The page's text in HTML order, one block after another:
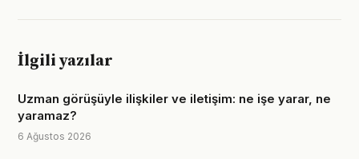
İlgili yazılar
Uzman görüşüyle ilişkiler ve iletişim: ne işe yarar, ne
yaramaz?
6 Ağustos 2026